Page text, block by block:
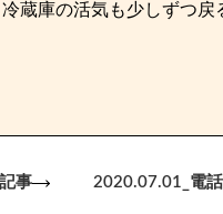
蔵庫の活気も少しずつ戻
事 2020.07.01_電